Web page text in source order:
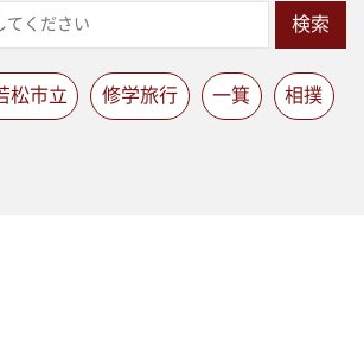
検索
松市立 修学旅行 一箕 相撲